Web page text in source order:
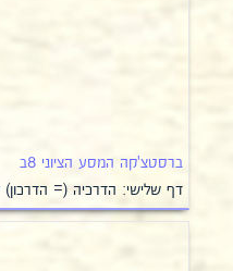
ברסטצ'קה המסע הציוני 8ב
דף שלישי: הדרכיה (=